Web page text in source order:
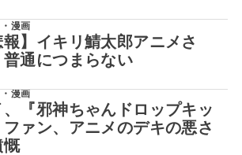
漫画
報】イキリ鯖太郎アニメさ
普通につまらない
漫画
、『邪神ちゃんドロップキッ
ファン、アニメのデキの悪さ
慨